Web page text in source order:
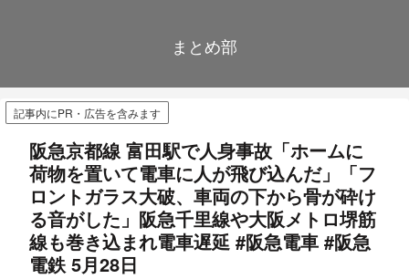
まとめ部
記事内にPR・広告を含みます
阪急京都線 富田駅で人身事故「ホームに
荷物を置いて電車に人が飛び込んだ」「フ
ロントガラス大破、車両の下から骨が砕け
る音がした」阪急千里線や大阪メトロ堺筋
線も巻き込まれ電車遅延 #阪急電車 #阪急
電鉄 5月28日